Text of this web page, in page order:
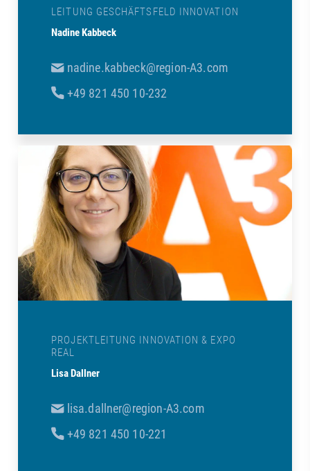
LEITUNG GESCHÄFTSFELD INNOVATION
Nadine Kabbeck
nadine.kabbeck@region-A3.com
+49 821 450 10-232
PROJEKTLEITUNG INNOVATION & EXPO
REAL
Lisa Dallner
lisa.dallner@region-A3.com
+49 821 450 10-221